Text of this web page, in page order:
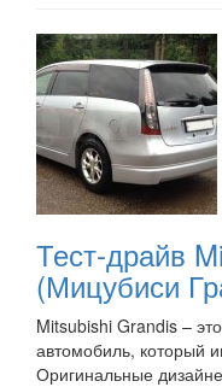
Тест-драйв
(Мицубиси
Mitsubishi Grandis –
автомобиль, который
Оригинальные